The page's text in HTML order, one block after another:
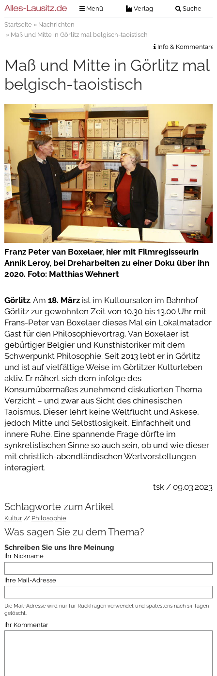
Menü Verlag Suche
Verlag
Kontakt
Impressum
Veranstaltungstickets
Anzeigenannahme
Anzeigensuche
Digitale Ausgaben
Startseite» Nachrichten
» Maß und Mitte in Görlitz mal belgisch-taoistisch
Info & Kommentare
Maß und Mitte in Görlitz mal
belgisch-taoistisch
Franz Peter van Boxelaer, hier mit Filmregisseurin
Annik Leroy, bei Dreharbeiten zu einer Doku über ihn
2020. Foto: Matthias Wehnert
Görlitz. Am 18. März ist im Kultoursalon im Bahnhof
Görlitz zur gewohnten Zeit von 10.30 bis 13.00 Uhr mit
Frans-Peter van Boxelaer dieses Mal ein Lokalmatador
Gast für den Philosophievortrag. Van Boxelaer ist
gebürtiger Belgier und Kunsthistoriker mit dem
Schwerpunkt Philosophie. Seit 2013 lebt er in Görlitz
und ist auf vielfältige Weise im Görlitzer Kulturleben
aktiv. Er nähert sich dem infolge des
Konsumübermaßes zunehmend diskutierten Thema
Verzicht – und zwar aus Sicht des chinesischen
Taoismus. Dieser lehrt keine Weltflucht und Askese,
jedoch Mitte und Selbstlosigkeit, Einfachheit und
innere Ruhe. Eine spannende Frage dürfte im
synkretistischen Sinne so auch sein, ob und wie dieser
mit christlich-abendländischen Wertvorstellungen
interagiert.
tsk / 09.03.2023
Schlagworte zum Artikel
Kultur Philosophie
Was sagen Sie zu dem Thema?
Schreiben Sie uns Ihre Meinung
Ihr Nickname
Ihre Mail-Adresse
Die Mail-Adresse wird nur für Rückfragen verwendet und spätestens nach 14 Tagen
gelöscht.
Ihr Kommentar